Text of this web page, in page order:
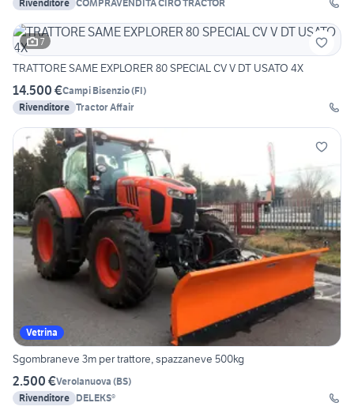
Rivenditore COMPRAVENDITA CIRO TRACTOR
7
TRATTORE SAME EXPLORER 80 SPECIAL CV V DT USATO 4X
14.500 €Campi Bisenzio(FI)
Rivenditore Tractor Affair
Vetrina
Sgombraneve 3m per trattore, spazzaneve 500kg
2.500 €Verolanuova (BS)
Rivenditore DELEKS®